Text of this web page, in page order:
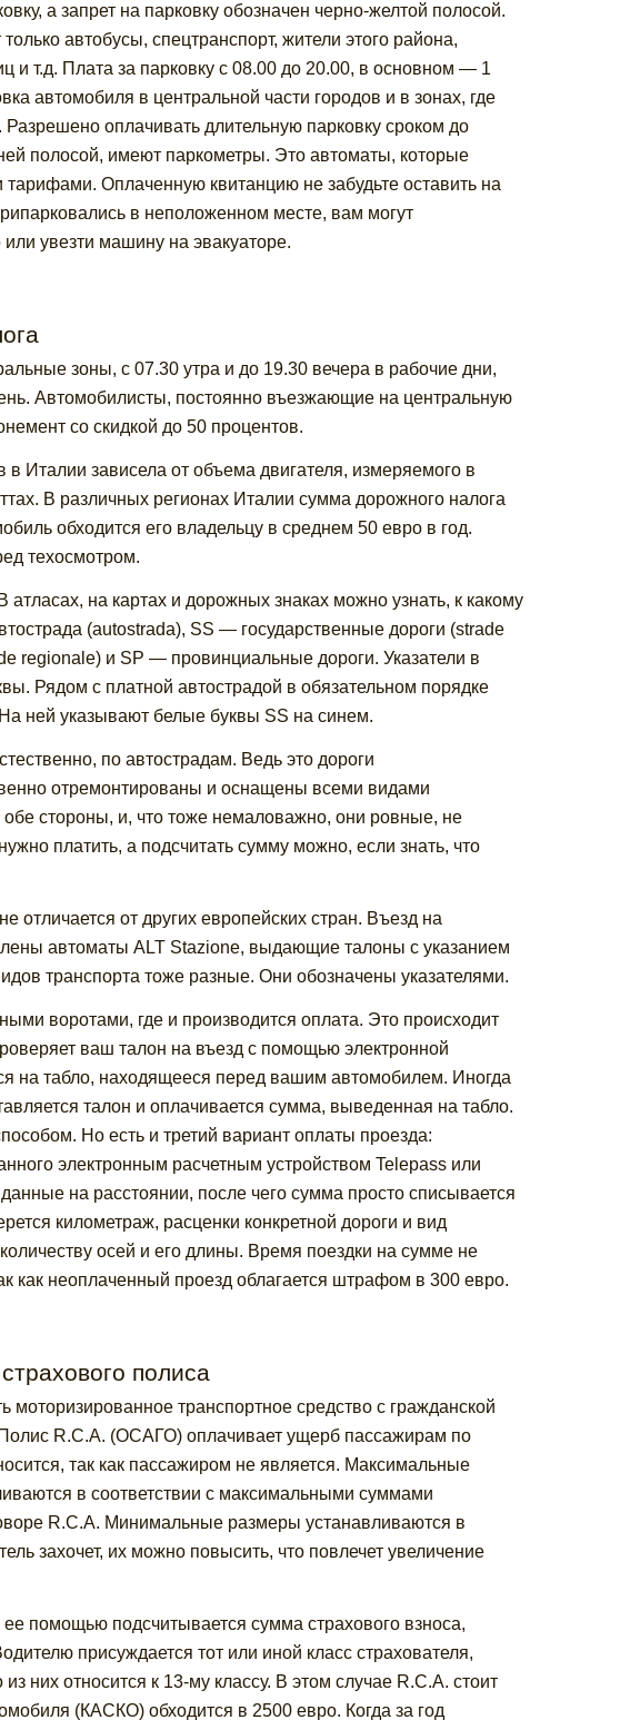
а запрет на парковку обозначен черно-желтой полосой.
автобусы, спецтранспорт, жители этого района,
и т.д. Плата за парковку с 08.00 до 20.00, в основном — 1
автомобиля в центральной части городов и в зонах, где
оплачивать длительную парковку сроком до
полосой, имеют паркометры. Это автоматы, которые
Оплаченную квитанцию не забудьте оставить на
в неположенном месте, вам могут
увезти машину на эвакуаторе.
зоны, с 07.30 утра и до 19.30 вечера в рабочие дни,
Автомобилисты, постоянно въезжающие на центральную
со скидкой до 50 процентов.
Италии зависела от объема двигателя, измеряемого в
В различных регионах Италии сумма дорожного налога
обходится его владельцу в среднем 50 евро в год.
техосмотром.
на картах и дорожных знаках можно узнать, к какому
(autostrada), SS — государственные дороги (strade
regionale) и SP — провинциальные дороги. Указатели в
Рядом с платной автострадой в обязательном порядке
ней указывают белые буквы SS на синем.
по автострадам. Ведь это дороги
отремонтированы и оснащены всеми видами
стороны, и, что тоже немаловажно, они ровные, не
платить, а подсчитать сумму можно, если знать, что
отличается от других европейских стран. Въезд на
автоматы ALT Stazione, выдающие талоны с указанием
транспорта тоже разные. Они обозначены указателями.
воротами, где и производится оплата. Это происходит
ваш талон на въезд с помощью электронной
на табло, находящееся перед вашим автомобилем. Иногда
талон и оплачивается сумма, выведенная на табло.
Но есть и третий вариант оплаты проезда:
электронным расчетным устройством Telepass или
на расстоянии, после чего сумма просто списывается
километраж, расценки конкретной дороги и вид
осей и его длины. Время поездки на сумме не
как неоплаченный проезд облагается штрафом в 300 евро.
полиса
моторизированное транспортное средство с гражданской
R.C.A. (ОСАГО) оплачивает ущерб пассажирам по
так как пассажиром не является. Максимальные
в соответствии с максимальными суммами
R.C.A. Минимальные размеры устанавливаются в
захочет, их можно повысить, что повлечет увеличение
помощью подсчитывается сумма страхового взноса,
присуждается тот или иной класс страхователя,
них относится к 13-му классу. В этом случае R.C.A. стоит
(КАСКО) обходится в 2500 евро. Когда за год